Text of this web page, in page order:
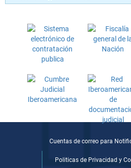
Cuentas de correo para
Politicas de Privacidad y